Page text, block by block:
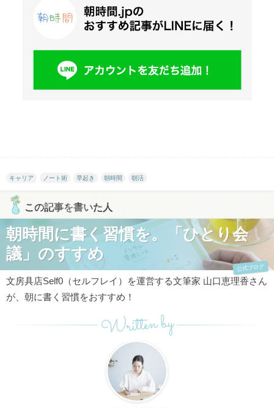
キャリア ノート術 早起き 朝時間 朝活
この記事を書いた人
朝時間に書く習慣を。「ひとり会
議」のすすめ
公式ブログ
文房具店Self0（セルフレイ）を運営する文筆家 山口恵理香さん
が、朝に書く習慣をおすすめ！
Written by